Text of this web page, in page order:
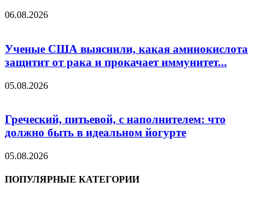
06.08.2026
Ученые США выяснили, какая аминокислота
защитит от рака и прокачает иммунитет...
05.08.2026
Греческий, питьевой, с наполнителем: что
должно быть в идеальном йогурте
05.08.2026
ПОПУЛЯРНЫЕ КАТЕГОРИИ